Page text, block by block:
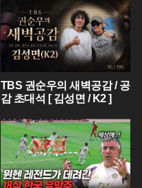
TBS 권순우의 새벽공감 / 공
감 초대석 [ 김성면 / K2 ]